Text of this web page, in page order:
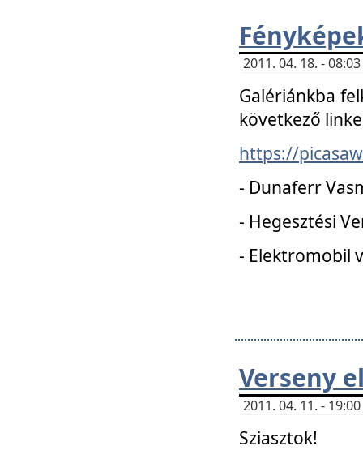
2011. 04. 18. -
Galériánkba
következő
https://
- Dunaferr
- Hegesztési
- Elektromobil
Verseny
2011. 04. 11. -
Sziasztok!